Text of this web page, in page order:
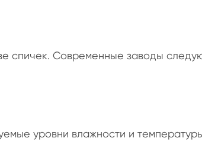
спичек. Современные заводы
уровни влажности и